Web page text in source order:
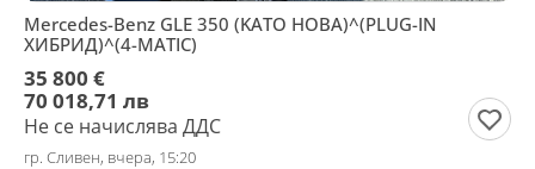
Mercedes-Benz GLE 350 (KATO НОВА)^(PLUG-IN
ХИБРИД)^(4-MATIC)
35 800 €
70 018,71 лв
Не се начислява ДДС
гр. Сливен, вчера, 15:20